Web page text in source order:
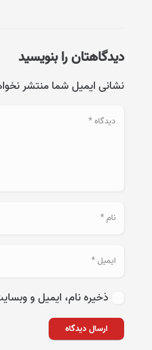
دیدگاهتان را بنویسید
نشانی ایمیل شما منتشر
ذخیره نام، ایمیل و
ارسال دیدگاه